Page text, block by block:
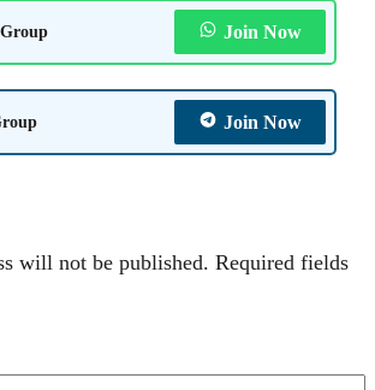
Join Now
Join Now
will not be published. Required fields